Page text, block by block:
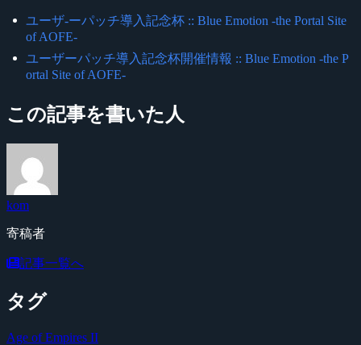
ユーザ-ーパッチ導入記念杯 :: Blue Emotion -the Portal Site
of AOFE-
ユーザーパッチ導入記念杯開催情報 :: Blue Emotion -the P
ortal Site of AOFE-
この記事を書いた人
kom
寄稿者
記事一覧へ
タグ
Age of Empires II